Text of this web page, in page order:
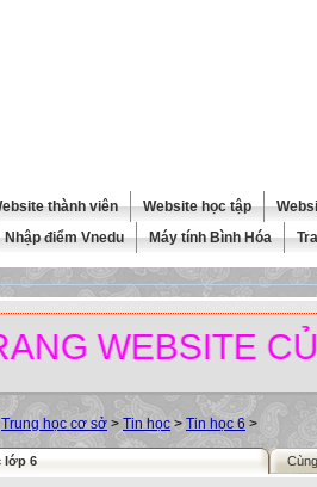
thành viên Website học tập
Nhập điểm Vnedu Máy tính Bình Hóa
CỦA
Trung học cơ sở > Tin học > Tin học 6 >
lớp 6